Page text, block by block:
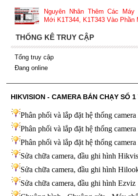
Nguyên Nhân Thêm Các Máy
Mới K1T344, K1T343 Vào Phần
THỐNG KÊ TRUY CẬP
Tổng truy cập
Đang online
HIKVISION - CAMERA BÁN CHẠY SỐ
Phân phối và lắp đặt hệ thống
Phân phối và lắp đặt hệ thống
Phân phối và lắp đặt hệ thống
Sửa chữa camera, đầu ghi hình
Sửa chữa camera, đầu ghi hình
Sửa chữa camera, đầu ghi hình Ezviz